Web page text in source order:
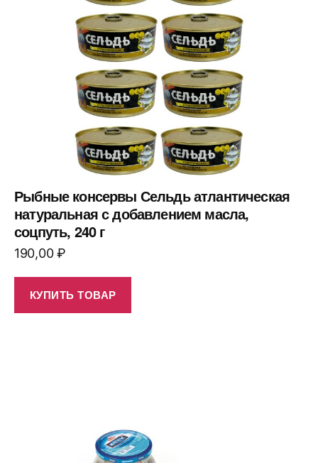
Рыбные консервы Сельдь атлантическая
натуральная с добавлением масла,
соцпуть, 240 г
190,00₽
КУПИТЬ ТОВАР